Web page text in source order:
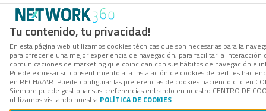
Tu contenido, tu privacidad!
En esta página web utilizamos cookies técnicas que son necesarias para la
para ofrecerle una mejor experiencia de navegación, para facilitar la
comunicaciones de marketing que coincidan con sus hábitos de navegación e
Puede expresar su consentimiento a la instalación de cookies de perfiles
en RECHAZAR. Puede configurar las preferencias de cookies haciendo clic en
Siempre puede gestionar sus preferencias entrando en nuestro CENTRO DE
utilizamos visitando nuestra POLÍTICA DE COOKIES.